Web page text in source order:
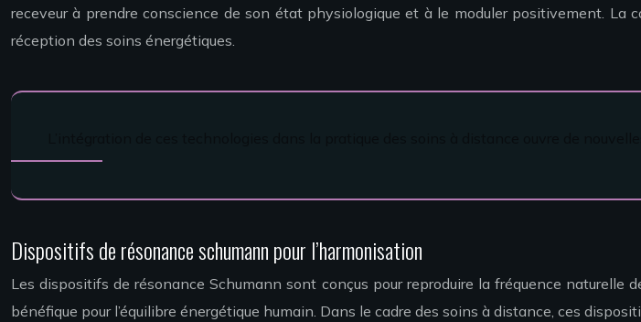
receveur à prendre conscience de son état physiologique et à le moduler positivement. La
réception des soins énergétiques.
Dispositifs de résonance schumann pour l’harmonisation
Les dispositifs de résonance Schumann sont conçus pour reproduire la fréquence
bénéfique pour l’équilibre énergétique humain. Dans le cadre des soins à distance, ces